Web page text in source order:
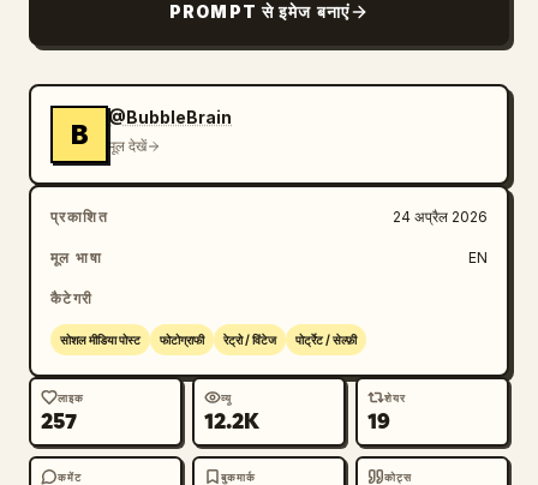
PROMPT से इमेज बनाएं
B
@BubbleBrain
मूल देखें
प्रकाशित 24 अप्रैल 2026
मूल भाषा EN
कैटेगरी
सोशल मीडिया पोस्ट फोटोग्राफी रेट्रो / विंटेज पोर्ट्रेट / सेल्फ़ी
लाइक
257
व्यू
12.2K
शेयर
19
कमेंट बुकमार्क कोट्स